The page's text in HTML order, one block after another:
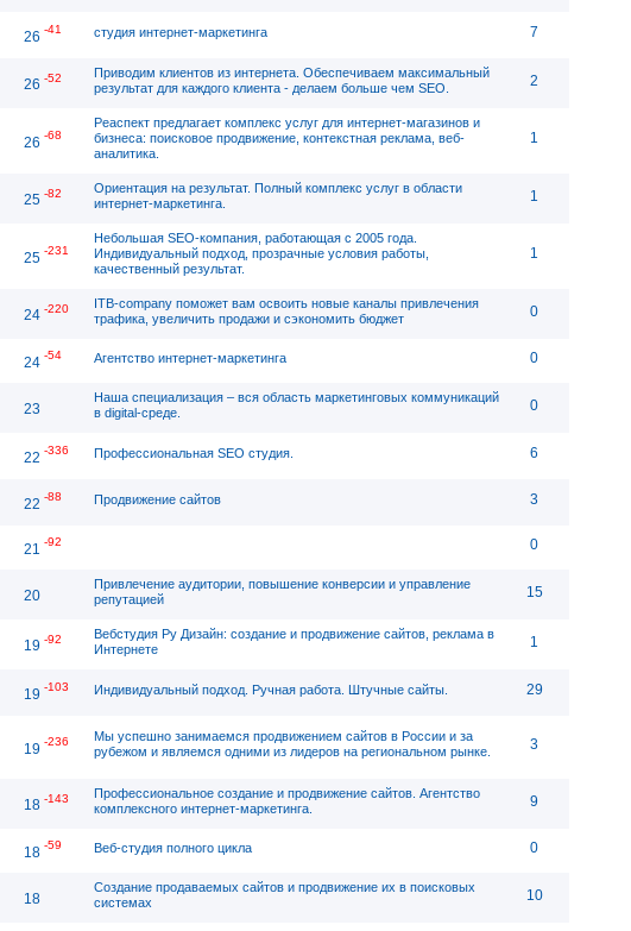
26 -41 студия интернет-маркетинга 7
26 -52
Приводим клиентов из интернета. Обеспечиваем максимальный
результат для каждого клиента - делаем больше чем SEO.
2
26 -68
Реаспект предлагает комплекс услуг для интернет-магазинов и
бизнеса: поисковое продвижение, контекстная реклама, веб-
аналитика.
1
25 -82
Ориентация на результат. Полный комплекс услуг в области
интернет-маркетинга.
1
25 -231
Небольшая SEO-компания, работающая с 2005 года.
Индивидуальный подход, прозрачные условия работы,
качественный результат.
1
24 -220
ITB-company поможет вам освоить новые каналы привлечения
трафика, увеличить продажи и сэкономить бюджет
0
24 -54 Агентство интернет-маркетинга 0
23
Наша специализация – вся область маркетинговых коммуникаций
в digital-среде.
0
22 -336 Профессиональная SEO студия. 6
22 -88 Продвижение сайтов 3
21 -92 0
20
Привлечение аудитории, повышение конверсии и управление
репутацией
15
19 -92
Вебстудия Ру Дизайн: создание и продвижение сайтов, реклама в
Интернете
1
19 -103 Индивидуальный подход. Ручная работа. Штучные сайты. 29
19 -236
Мы успешно занимаемся продвижением сайтов в России и за
рубежом и являемся одними из лидеров на региональном рынке.
3
18 -143
Профессиональное создание и продвижение сайтов. Агентство
комплексного интернет-маркетинга.
9
18 -59 Веб-студия полного цикла 0
18
Создание продаваемых сайтов и продвижение их в поисковых
системах
10